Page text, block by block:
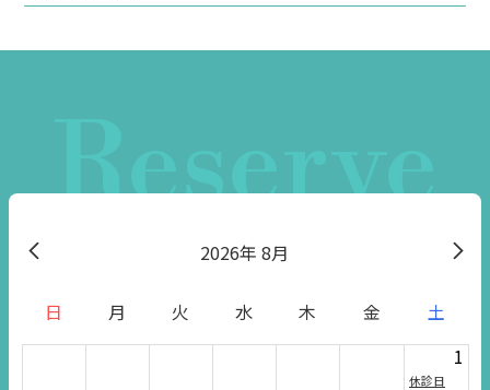
Reserve
2026 8月
日 月 火 水 木 金
土
1
休診日